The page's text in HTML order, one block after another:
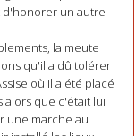
un autre
la meute
qu'il a dû tolérer
où il a été placé
alors que c'était lui
une marche au